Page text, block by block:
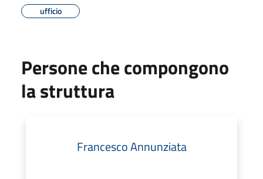
ufficio
Persone che compongono
la struttura
Francesco Annunziata